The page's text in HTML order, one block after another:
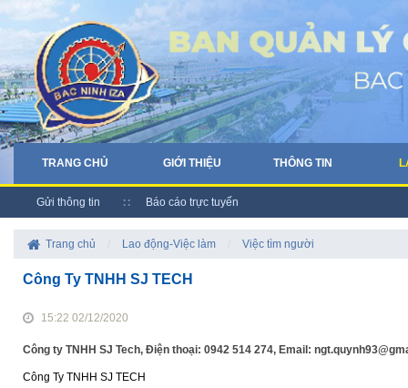
TRANG CHỦ GIỚI THIỆU THÔNG TIN
Gửi thông tin Báo cáo trực tuyến
Trang chủ Lao động-Việc làm Việc tìm người
Công Ty TNHH SJ TECH
15:22 02/12/2020
Công ty TNHH SJ Tech, Điện thoại: 0942 514 274, Email:
Công Ty TNHH SJ TECH